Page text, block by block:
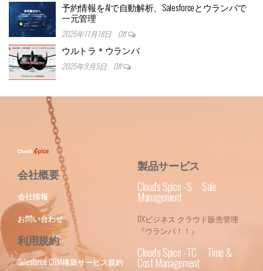
予約情報をAIで自動解析、Salesforceとウランバで
一元管理
2025年11月18日 Off
ウルトラ＊ウランバ
2025年9月5日 Off
会社概要
会社情報
お問い合わせ
利用規約
Salesforce CRM構築サービス規約
製品サービス
Cloud's Spice -S Sale
Management
DXビジネス クラウド販売管理
『ウランバ！！』
Cloud's Spice -TC Time &
Cost Management